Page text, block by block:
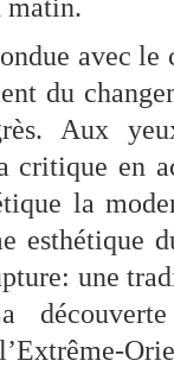
matin.
avec le
du
Aux
critique en
la
esthétique
une